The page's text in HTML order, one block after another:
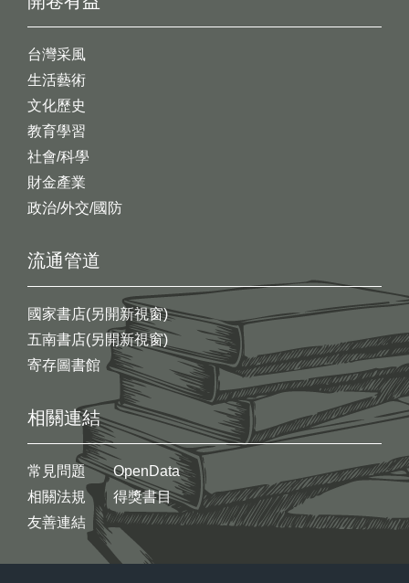
台灣采風
生活藝術
文化歷史
教育學習
社會/科學
財金產業
政治/外交/國防
流通管道
國家書店(另開新視窗)
五南書店(另開新視窗)
寄存圖書館
相關連結
常見問題
相關法規
友善連結
OpenData
得獎書目